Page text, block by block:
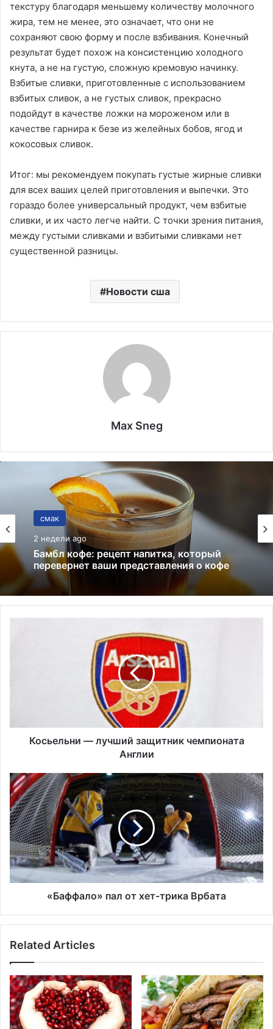
текстуру благодаря меньшему количеству молочного
жира, тем не менее, это означает, что они не
сохраняют свою форму и после взбивания. Конечный
результат будет похож на консистенцию холодного
кнута, а не на густую, сложную кремовую начинку.
Взбитые сливки, приготовленные с использованием
взбитых сливок, а не густых сливок, прекрасно
подойдут в качестве ложки на мороженом или в
качестве гарнира к безе из желейных бобов, ягод и
кокосовых сливок.
Итог: мы рекомендуем покупать густые жирные сливки
для всех ваших целей приготовления и выпечки. Это
гораздо более универсальный продукт, чем взбитые
сливки, и их часто легче найти. С точки зрения питания,
между густыми сливками и взбитыми сливками нет
существенной разницы.
Новости сша
Max Sneg
смак
2 недели ago
Бамбл кофе: рецепт напитка, который
перевернет ваши представления о кофе
смак
02.05.2026
Что такое ирландское масло? Польза,
вкус, история
и
ч
ш
и
й
з
а
щ
и
т
е
и
о
н
а
Косьельни ― лучший защитник чемпионата
Англии
«
Б
а
ф
ф
а
л
о
»
т
т
-
т
р
«Баффало» пал от хет-трика Врбата
Related Articles